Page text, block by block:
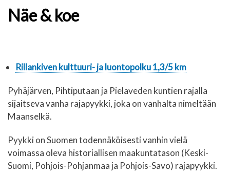
Näe & koe
Rillankiven kulttuuri- ja luontopolku 1,3/5 km
Pyhäjärven, Pihtiputaan ja Pielaveden kuntien rajalla
sijaitseva vanha rajapyykki, joka on vanhalta nimeltään
Maanselkä.
Pyykki on Suomen todennäköisesti vanhin vielä
voimassa oleva historiallisen maakuntatason (Keski-
Suomi, Pohjois-Pohjanmaa ja Pohjois-Savo) rajapyykki.